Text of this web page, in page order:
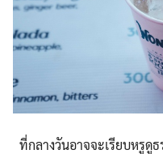
ที่กลางวันอาจจะเรียบหรูดู